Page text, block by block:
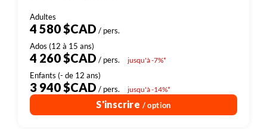
4 580 $CAD / pers.
4 260 $CAD / pers. jusqu'à -7%*
3 940 $CAD / pers. jusqu'à -14%*
S'inscrire / option